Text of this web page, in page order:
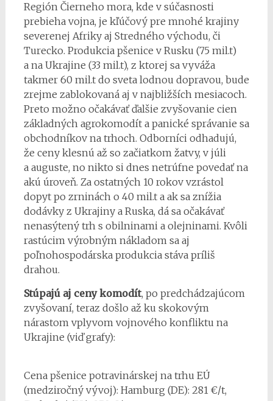
Región Čierneho mora, kde v súčasnosti
prebieha vojna, je kľúčový pre mnohé krajiny
severenej Afriky aj Stredného východu, či
Turecko. Produkcia pšenice v Rusku (75 mil.t)
a na Ukrajine (33 mil.t), z ktorej sa vyváža
takmer 60 mil.t do sveta lodnou dopravou, bude
zrejme zablokovaná aj v najbližších mesiacoch.
Preto možno očakávať ďalšie zvyšovanie cien
základných agrokomodít a panické správanie sa
obchodníkov na trhoch. Odborníci odhadujú,
že ceny klesnú až so začiatkom žatvy, v júli
a auguste, no nikto si dnes netrúfne povedať na
akú úroveň. Za ostatných 10 rokov vzrástol
dopyt po zrninách o 40 mil.t a ak sa znížia
dodávky z Ukrajiny a Ruska, dá sa očakávať
nenasýtený trh s obilninami a olejninami. Kvôli
rastúcim výrobným nákladom sa aj
poľnohospodárska produkcia stáva príliš
drahou.
Stúpajú aj ceny komodít, po predchádzajúcom
zvyšovaní, teraz došlo až ku skokovým
nárastom vplyvom vojnového konfliktu na
Ukrajine (viď grafy):
Cena pšenice potravinárskej na trhu EÚ
(medziročný vývoj): Hamburg (DE): 281 €/t,